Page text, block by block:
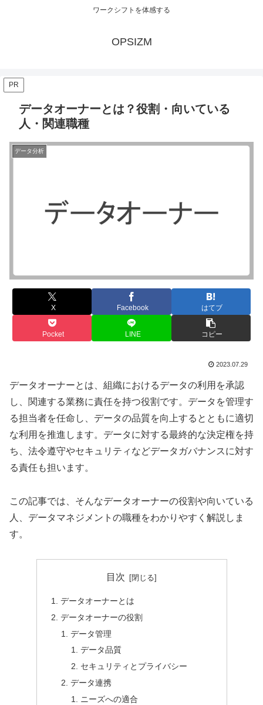
ワークシフトを体感する
OPSIZM
PR
データオーナーとは？役割・向いている
人・関連職種
データ分析
X Facebook はてブ
Pocket LINE コピー
2023.07.29
データオーナーとは、組織におけるデータの利用を承認
し、関連する業務に責任を持つ役割です。データを管理す
る担当者を任命し、データの品質を向上するとともに適切
な利用を推進します。データに対する最終的な決定権を持
ち、法令遵守やセキュリティなどデータガバナンスに対す
る責任も担います。
この記事では、そんなデータオーナーの役割や向いている
人、データマネジメントの職種をわかりやすく解説しま
す。
目次
データオーナーとは
データオーナーの役割
データ管理
データ品質
セキュリティとプライバシー
データ連携
ニーズへの適合